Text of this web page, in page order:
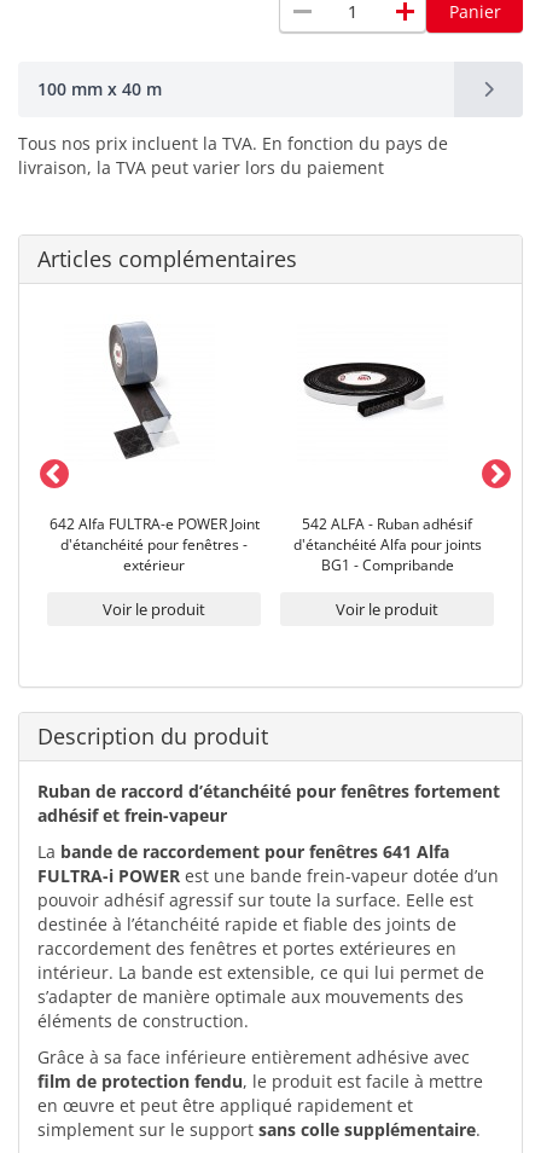
remove add Panier
100 mm x 40 m
Tous nos prix incluent la TVA. En fonction du pays de
livraison, la TVA peut varier lors du paiement
Articles complémentaires
642 Alfa FULTRA-e POWER Joint
d'étanchéité pour fenêtres -
extérieur
Voir le produit
542 ALFA - Ruban adhésif
d'étanchéité Alfa pour joints
BG1 - Compribande
Voir le produit
Description du produit
Ruban de raccord d’étanchéité pour fenêtres fortement
adhésif et frein-vapeur
La bande de raccordement pour fenêtres 641 Alfa
FULTRA-i POWER est une bande frein-vapeur dotée d’un
pouvoir adhésif agressif sur toute la surface. Eelle est
destinée à l’étanchéité rapide et fiable des joints de
raccordement des fenêtres et portes extérieures en
intérieur. La bande est extensible, ce qui lui permet de
s’adapter de manière optimale aux mouvements des
éléments de construction.
Grâce à sa face inférieure entièrement adhésive avec
film de protection fendu, le produit est facile à mettre
en œuvre et peut être appliqué rapidement et
simplement sur le support sans colle supplémentaire.